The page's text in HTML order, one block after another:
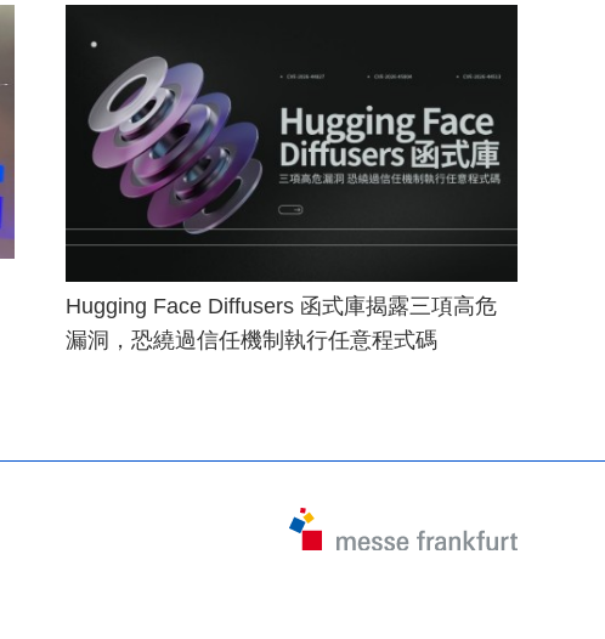
Hugging Face Diffusers 函式庫揭露三項高危
漏洞，恐繞過信任機制執行任意程式碼